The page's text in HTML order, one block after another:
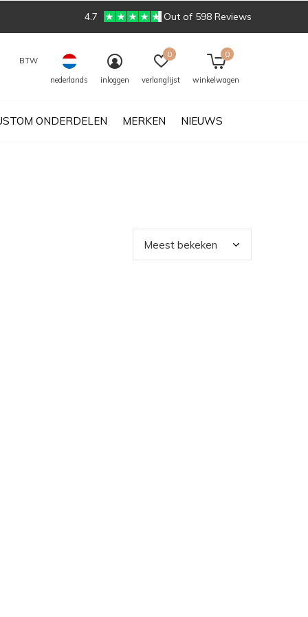
ONDERDELEN MERKEN NIEUWS
BTW
nederlands
inloggen verlanglijst
0
winkelwagen
0
4.7 Out of 598 Reviews